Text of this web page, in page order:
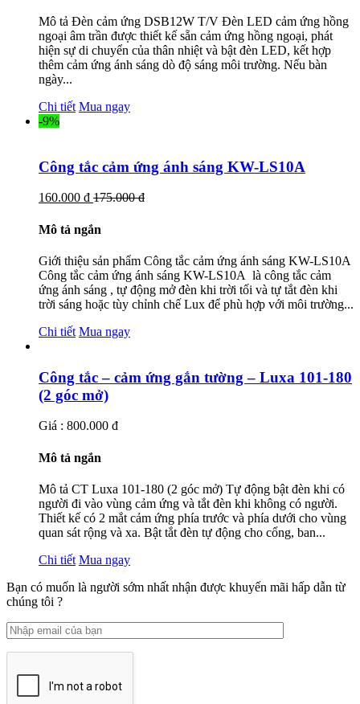
Mô tả Đèn cảm ứng DSB12W T/V Đèn LED cảm ứng hồng
ngoại âm trần được thiết kế sẵn cảm ứng hồng ngoại, phát
hiện sự di chuyển của thân nhiệt và bật đèn LED, kết hợp
thêm cảm ứng ánh sáng dò độ sáng môi trường. Nếu bàn
ngày...
Chi tiết Mua ngay
-9%
Công tắc cảm ứng ánh sáng KW-LS10A
160.000 đ 175.000 đ
Mô tả ngắn
Giới thiệu sản phẩm Công tắc cảm ứng ánh sáng KW-LS10A
Công tắc cảm ứng ánh sáng KW-LS10A là công tắc cảm
ứng ánh sáng , tự động mở đèn khi trời tối và tự tắt đèn khi
trời sáng hoặc tùy chỉnh chế Lux để phù hợp với môi trường...
Chi tiết Mua ngay
Công tắc – cảm ứng gắn tường – Luxa 101-180
(2 góc mở)
Giá : 800.000 đ
Mô tả ngắn
Mô tả CT Luxa 101-180 (2 góc mở) Tự động bật đèn khi có
người đi vào vùng cảm ứng và tắt đèn khi không có người.
Thiết kế có 2 mắt cảm ứng phía trước và phía dưới cho vùng
quan sát rộng và xa. Bật tắt đèn tự động cho cổng, ban...
Chi tiết Mua ngay
Bạn có muốn là người sớm nhất nhận được khuyến mãi hấp dẫn từ
chúng tôi ?